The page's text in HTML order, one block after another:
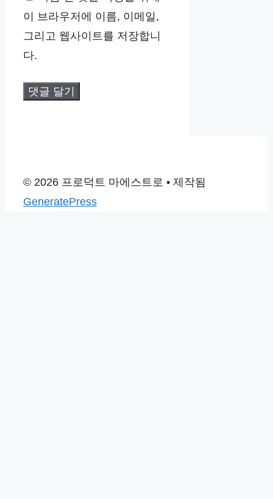
이
트
이 브라우저에 이름, 이메일,
그리고 웹사이트를 저장합니
다.
© 2026 프로덕트 마에스트로 • 제작됨
GeneratePress